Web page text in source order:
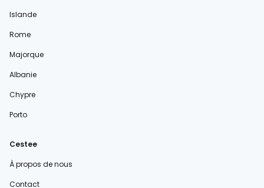
Islande
Rome
Majorque
Albanie
Chypre
Porto
Cestee
À propos de nous
Contact